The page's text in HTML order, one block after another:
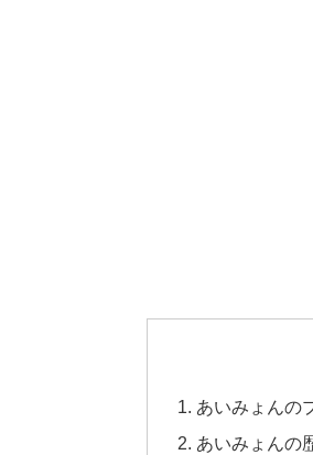
あいみょんの
あいみょんの